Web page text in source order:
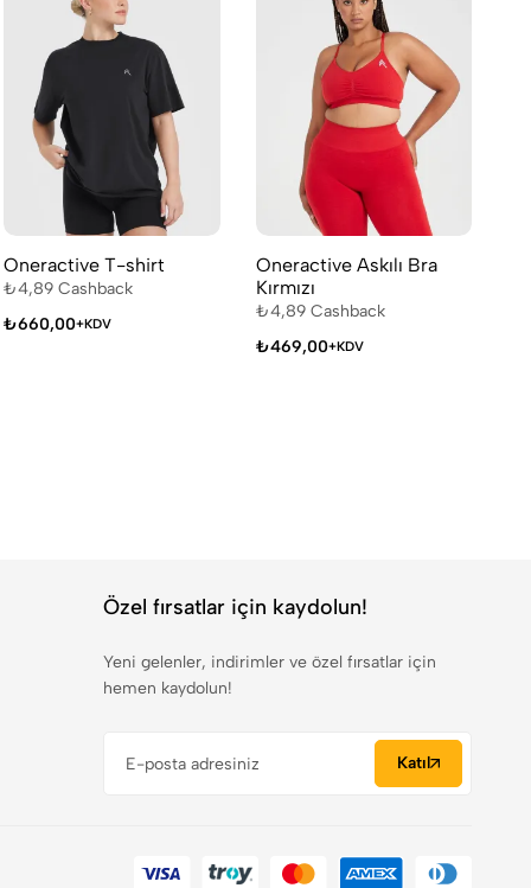
Oneractive T-shirt
₺4,89 Cashback
₺660,00+KDV
Oneractive Askılı Bra
Kırmızı
₺4,89Cashback
₺469,00+KDV
Özel fırsatlar için kaydolun!
Yeni gelenler, indirimler ve özel fırsatlar için
hemen kaydolun!
Katıl